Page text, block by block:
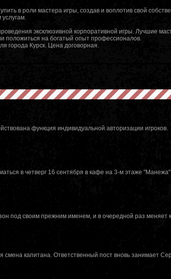
в роли мастера игры, создав и воплотив свой
эксклюзивной корпоративной игры. Лучшие
положиться на богатый опыт профессионалов.
города Курск. Цена договорная.
функция индивидуальной авторизации игроков.
в четверг 16 сентября в кафе на 3-м этаже
под своим прежним именем, и в очередной раз меняет
смена капитана. Ответственный пост вновь занимает